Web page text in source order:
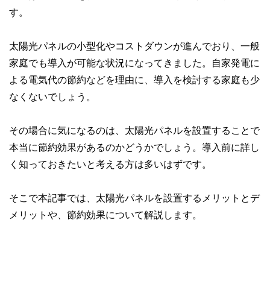
す。
太陽光パネルの小型化やコストダウンが進んでおり、一般
家庭でも導入が可能な状況になってきました。自家発電に
よる電気代の節約などを理由に、導入を検討する家庭も少
なくないでしょう。
その場合に気になるのは、太陽光パネルを設置することで
本当に節約効果があるのかどうかでしょう。導入前に詳し
く知っておきたいと考える方は多いはずです。
そこで本記事では、太陽光パネルを設置するメリットとデ
メリットや、節約効果について解説します。